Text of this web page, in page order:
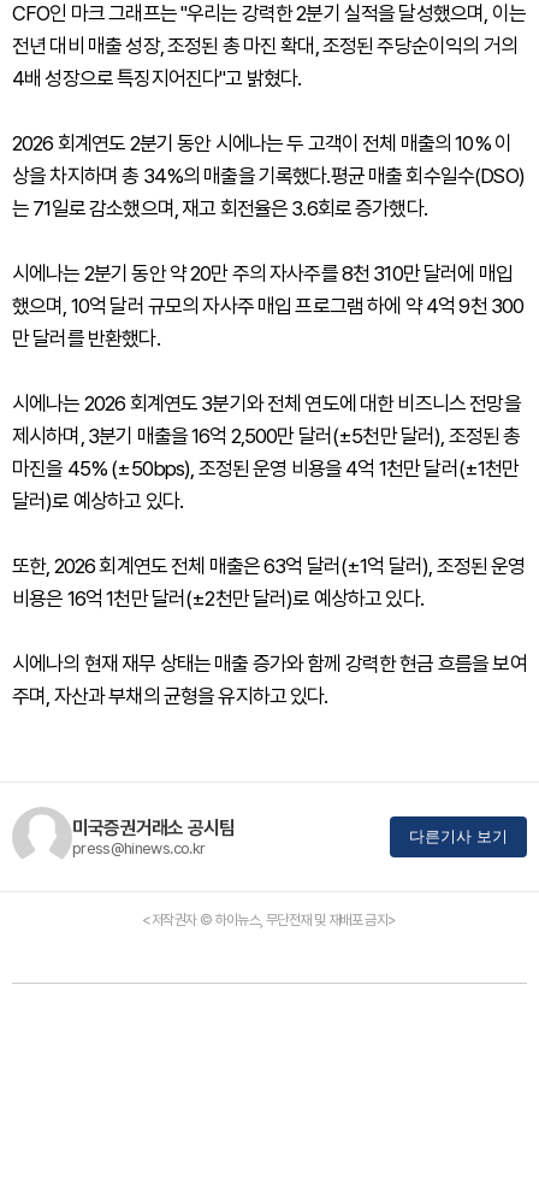
CFO인 마크 그래프는 "우리는 강력한 2분기 실적을 달성했으며, 이는
전년 대비 매출 성장, 조정된 총 마진 확대, 조정된 주당순이익의 거의
4배 성장으로 특징지어진다"고 밝혔다.
2026 회계연도 2분기 동안 시에나는 두 고객이 전체 매출의 10% 이
상을 차지하며 총 34%의 매출을 기록했다.평균 매출 회수일수(DSO)
는 71일로 감소했으며, 재고 회전율은 3.6회로 증가했다.
시에나는 2분기 동안 약 20만 주의 자사주를 8천 310만 달러에 매입
했으며, 10억 달러 규모의 자사주 매입 프로그램 하에 약 4억 9천 300
만 달러를 반환했다.
시에나는 2026 회계연도 3분기와 전체 연도에 대한 비즈니스 전망을
제시하며, 3분기 매출을 16억 2,500만 달러(±5천만 달러), 조정된 총
마진을 45% (±50bps), 조정된 운영 비용을 4억 1천만 달러(±1천만
달러)로 예상하고 있다.
또한, 2026 회계연도 전체 매출은 63억 달러(±1억 달러), 조정된 운영
비용은 16억 1천만 달러(±2천만 달러)로 예상하고 있다.
시에나의 현재 재무 상태는 매출 증가와 함께 강력한 현금 흐름을 보여
주며, 자산과 부채의 균형을 유지하고 있다.
미국증권거래소 공시팀
press@hinews.co.kr
다른기사 보기
<저작권자 © 하이뉴스, 무단전재 및 재배포 금지>